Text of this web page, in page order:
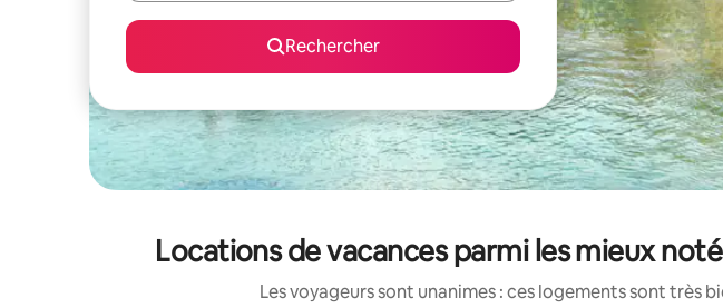
Rechercher
Locations de vacances parmi les mieux
Les voyageurs sont unanimes : ces logements sont